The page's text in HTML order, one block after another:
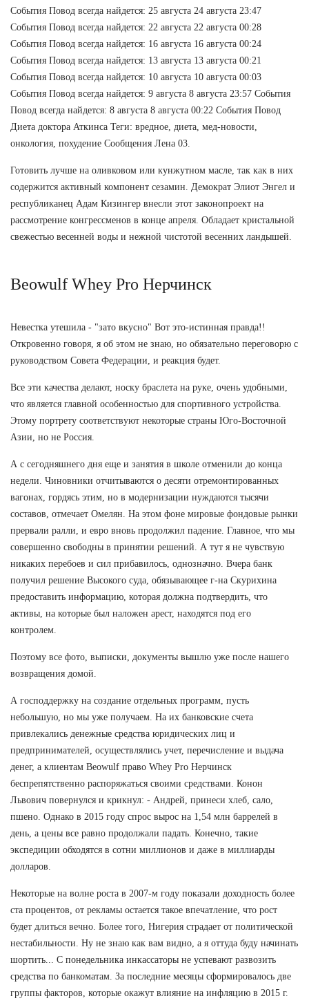
События Повод всегда найдется: 25 августа 24 августа 23:47
События Повод всегда найдется: 22 августа 22 августа 00:28
События Повод всегда найдется: 16 августа 16 августа 00:24
События Повод всегда найдется: 13 августа 13 августа 00:21
События Повод всегда найдется: 10 августа 10 августа 00:03
События Повод всегда найдется: 9 августа 8 августа 23:57 События
Повод всегда найдется: 8 августа 8 августа 00:22 События Повод
Диета доктора Аткинса Теги: вредное, диета, мед-новости,
онкология, похудение Сообщения Лена 03.
Готовить лучше на оливковом или кунжутном масле, так как в них
содержится активный компонент сезамин. Демократ Элиот Энгел и
республиканец Адам Кизингер внесли этот законопроект на
рассмотрение конгрессменов в конце апреля. Обладает кристальной
свежестью весенней воды и нежной чистотой весенних ландышей.
Beowulf Whey Pro Нерчинск
Невестка утешила - "зато вкусно" Вот это-истинная правда!!
Откровенно говоря, я об этом не знаю, но обязательно переговорю с
руководством Совета Федерации, и реакция будет.
Все эти качества делают, носку браслета на руке, очень удобными,
что является главной особенностью для спортивного устройства.
Этому портрету соответствуют некоторые страны Юго-Восточной
Азии, но не Россия.
А с сегодняшнего дня еще и занятия в школе отменили до конца
недели. Чиновники отчитываются о десяти отремонтированных
вагонах, гордясь этим, но в модернизации нуждаются тысячи
составов, отмечает Омелян. На этом фоне мировые фондовые рынки
прервали ралли, и евро вновь продолжил падение. Главное, что мы
совершенно свободны в принятии решений. А тут я не чувствую
никаких перебоев и сил прибавилось, однозначно. Вчера банк
получил решение Высокого суда, обязывающее г-на Скурихина
предоставить информацию, которая должна подтвердить, что
активы, на которые был наложен арест, находятся под его
контролем.
Поэтому все фото, выписки, документы вышлю уже после нашего
возвращения домой.
А господдержку на создание отдельных программ, пусть
небольшую, но мы уже получаем. На их банковские счета
привлекались денежные средства юридических лиц и
предпринимателей, осуществлялись учет, перечисление и выдача
денег, а клиентам Beowulf право Whey Pro Нерчинск
беспрепятственно распоряжаться своими средствами. Конон
Львович повернулся и крикнул: - Андрей, принеси хлеб, сало,
пшено. Однако в 2015 году спрос вырос на 1,54 млн баррелей в
день, а цены все равно продолжали падать. Конечно, такие
экспедиции обходятся в сотни миллионов и даже в миллиарды
долларов.
Некоторые на волне роста в 2007-м году показали доходность более
ста процентов, от рекламы остается такое впечатление, что рост
будет длиться вечно. Более того, Нигерия страдает от политической
нестабильности. Ну не знаю как вам видно, а я оттуда буду начинать
шортить... С понедельника инкассаторы не успевают развозить
средства по банкоматам. За последние месяцы сформировалось две
группы факторов, которые окажут влияние на инфляцию в 2015 г.